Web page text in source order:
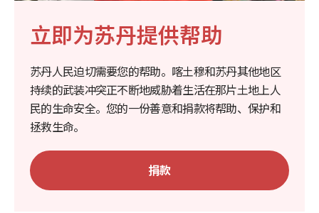
立即为苏丹提供帮助
苏丹人民迫切需要您的帮助。喀土穆和苏丹其他地区
持续的武装冲突正不断地威胁着生活在那片土地上人
民的生命安全。您的一份善意和捐款将帮助、保护和
拯救生命。
捐款